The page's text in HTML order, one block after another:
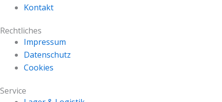
Kontakt
Rechtliches
Impressum
Datenschutz
Cookies
Service